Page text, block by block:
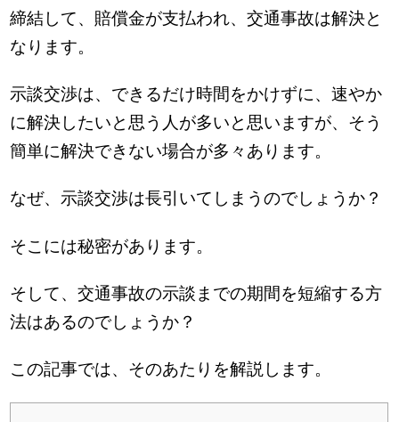
締結して、賠償金が支払われ、交通事故は解決と
なります。
示談交渉は、できるだけ時間をかけずに、速やか
に解決したいと思う人が多いと思いますが、そう
簡単に解決できない場合が多々あります。
なぜ、示談交渉は長引いてしまうのでしょうか？
そこには秘密があります。
そして、交通事故の示談までの期間を短縮する方
法はあるのでしょうか？
この記事では、そのあたりを解説します。